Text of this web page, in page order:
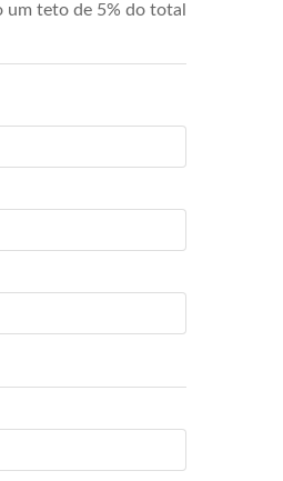
um teto de 5% do total